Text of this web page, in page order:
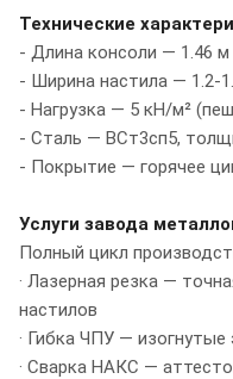
Технические
- Длина консоли — 1.46 м
- Ширина настила — 1.2-
- Нагрузка — 5 кН/м²
- Сталь — ВСт3сп5,
- Покрытие — горячее
Услуги завода
Полный цикл
· Лазерная резка —
настилов
· Гибка ЧПУ —
· Сварка НАКС —